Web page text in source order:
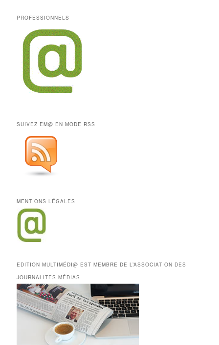
PROFESSIONNELS
SUIVEZ EM@ EN MODE RSS
MENTIONS LÉGALES
EDITION MULTIMÉDI@ EST MEMBRE DE L’ASSOCIATION DES
JOURNALITES MÉDIAS